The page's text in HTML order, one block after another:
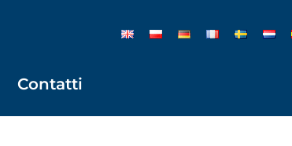
Contatti